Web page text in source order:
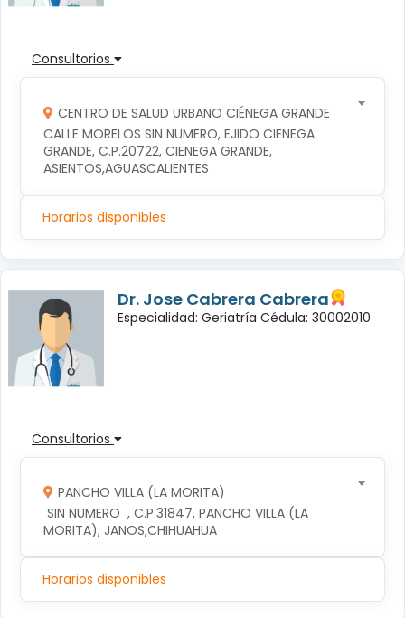
Consultorios
CENTRO DE SALUD URBANO CIÉNEGA GRANDE
CALLE MORELOS SIN NUMERO, EJIDO CIENEGA
GRANDE, C.P.20722, CIENEGA GRANDE,
ASIENTOS,AGUASCALIENTES
Horarios disponibles
Dr. Jose Cabrera Cabrera
Especialidad: Geriatría Cédula: 30002010
Consultorios
PANCHO VILLA (LA MORITA)
MORITA), JANOS,CHIHUAHUA
Horarios disponibles